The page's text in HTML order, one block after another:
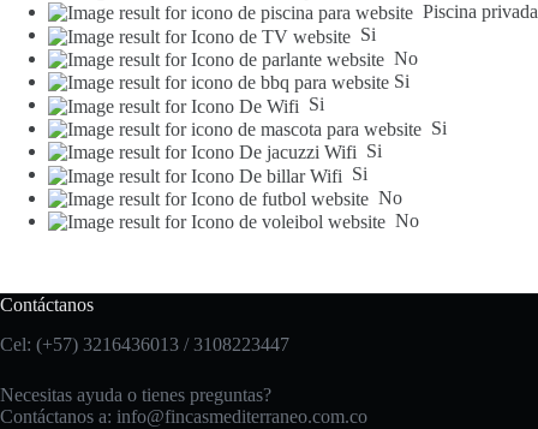
Piscina privada
Si
No
Si
Si
Si
Si
Si
No
No
Contáctanos
Cel: (+57) 3216436013 / 3108223447
Necesitas ayuda o tienes preguntas?
Contáctanos a: info@fincasmediterraneo.com.co